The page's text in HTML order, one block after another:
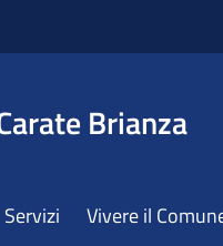
Brianza
Servizi Vivere il